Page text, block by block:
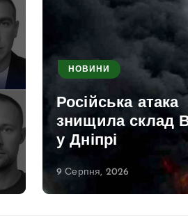
НОВИНИ
Російська атака
знищила склад
у Дніпрі
9 Серпня, 2026